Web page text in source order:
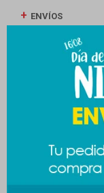
ENVÍOS
CAMBIOS Y
MEDIOS DE PAGO